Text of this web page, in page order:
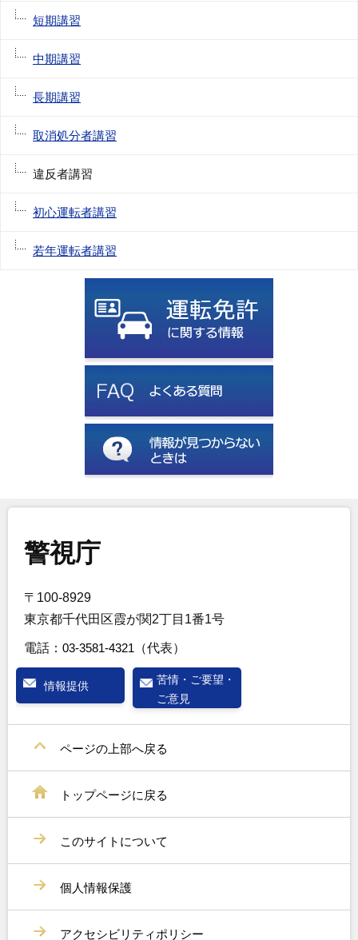
短期講習
中期講習
長期講習
取消処分者講習
違反者講習
初心運転者講習
若年運転者講習
警視庁
〒100-8929
東京都千代田区霞が関2丁目1番1号
電話： 03-3581-4321 （代表）
情報提供
苦情・ご要望・
ご意見
ページの上部へ戻る
トップページに戻る
このサイトについて
個人情報保護
アクセシビリティポリシー